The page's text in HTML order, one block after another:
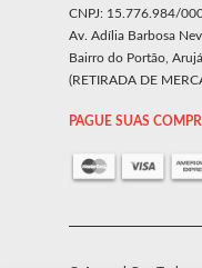
CNPJ: 15.776.984/
Av. Adília Barbosa
Bairro do Portão,
(RETIRADA DE
PAGUE SUAS